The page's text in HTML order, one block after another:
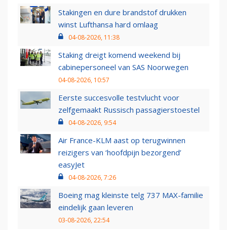
Stakingen en dure brandstof drukken
winst Lufthansa hard omlaag
04-08-2026, 11:38
Staking dreigt komend weekend bij
cabinepersoneel van SAS Noorwegen
04-08-2026, 10:57
Eerste succesvolle testvlucht voor
zelfgemaakt Russisch passagierstoestel
04-08-2026, 9:54
Air France-KLM aast op terugwinnen
reizigers van ‘hoofdpijn bezorgend’
easyJet
04-08-2026, 7:26
Boeing mag kleinste telg 737 MAX-familie
eindelijk gaan leveren
03-08-2026, 22:54